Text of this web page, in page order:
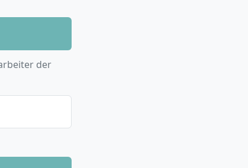
wie
an.
im
der